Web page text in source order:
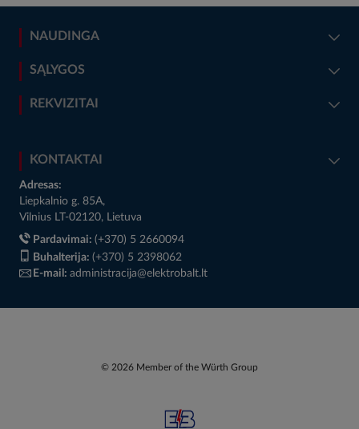
NAUDINGA
SĄLYGOS
REKVIZITAI
KONTAKTAI
Adresas:
Liepkalnio g. 85A,
Vilnius LT-02120, Lietuva
Pardavimai: (+370) 5 2660094
Buhalterija: (+370) 5 2398062
E-mail: administracija@elektrobalt.lt
© 2026 Member of the Würth Group